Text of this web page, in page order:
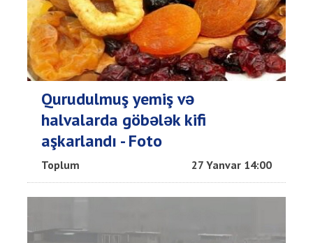
Qurudulmuş yemiş və
halvalarda göbələk kifi
aşkarlandı - Foto
Toplum 27 Yanvar 14:00